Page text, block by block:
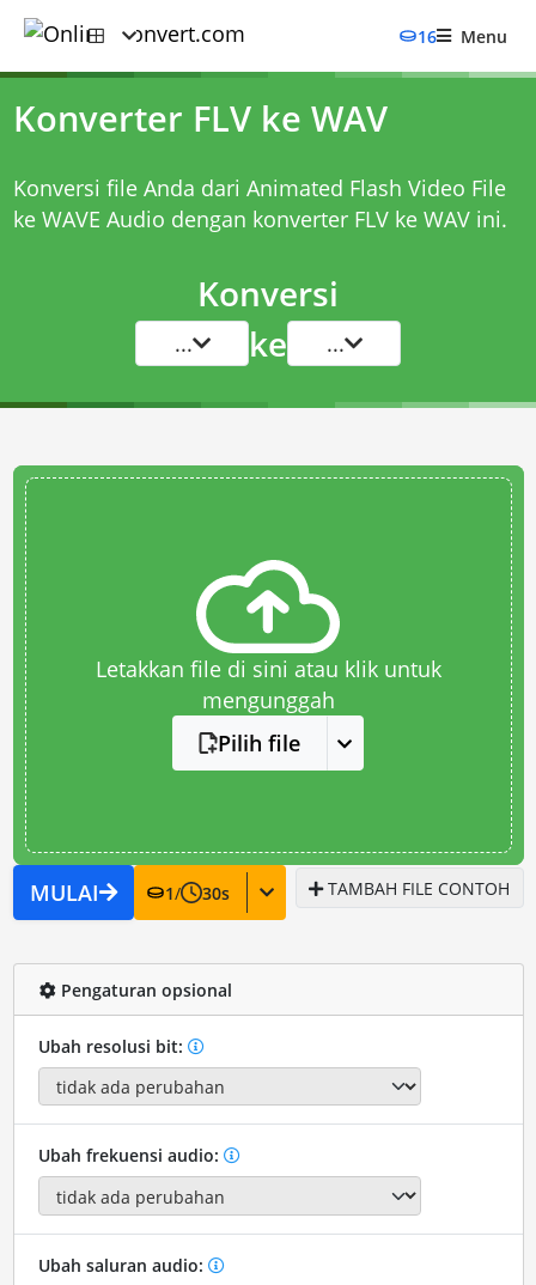
16 Menu
Konverter FLV ke WAV
Konversi file Anda dari Animated Flash Video File
ke WAVE Audio dengan konverter FLV ke WAVini.
Konversi
... ke ...
Letakkan file di sini atau klik untuk
mengunggah
Pilih file
MULAI 1/ 30s TAMBAH FILE CONTOH
Pengaturan opsional
Ubah resolusi bit:
Ubah frekuensi audio:
Ubah saluran audio: